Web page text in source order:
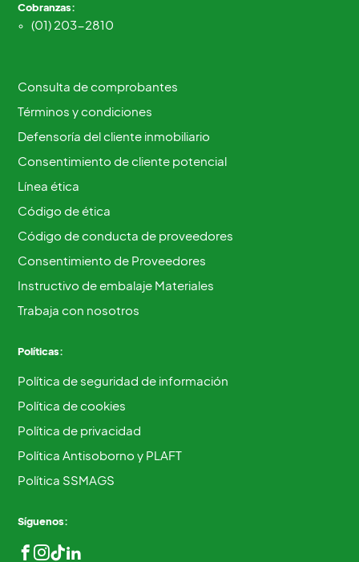
Cobranzas:
(01) 203-2810
Consulta de comprobantes
Términos y condiciones
Defensoría del cliente inmobiliario
Consentimiento de cliente potencial
Línea ética
Código de ética
Código de conducta de proveedores
Consentimiento de Proveedores
Instructivo de embalaje Materiales
Trabaja con nosotros
Políticas:
Política de seguridad de información
Política de cookies
Política de privacidad
Política Antisoborno y PLAFT
Política SSMAGS
Síguenos: